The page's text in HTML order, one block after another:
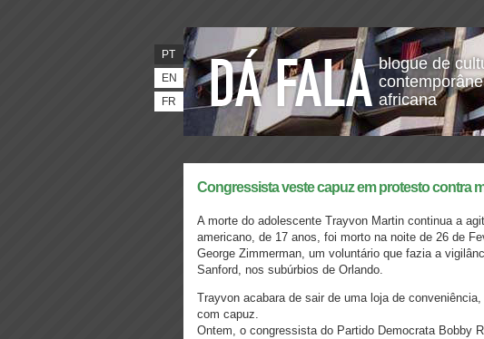
blogue de
africana
PT
EN
FR
Congressista veste capuz em protesto contra
A morte do adolescente Trayvon Martin continua a
americano, de 17 anos, foi morto na noite de 26 de
George Zimmerman, um voluntário que fazia a
Sanford, nos subúrbios de Orlando.
Trayvon acabara de sair de uma loja de
com capuz.
Ontem, o congressista do Partido Democrata Bobby